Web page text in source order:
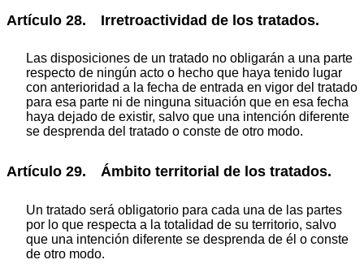
Artículo 28. Irretroactividad de los tratados.
Las disposiciones de un tratado no obligarán a una parte
respecto de ningún acto o hecho que haya tenido lugar
con anterioridad a la fecha de entrada en vigor del tratado
para esa parte ni de ninguna situación que en esa fecha
haya dejado de existir, salvo que una intención diferente
se desprenda del tratado o conste de otro modo.
Artículo 29. Ámbito territorial de los tratados.
Un tratado será obligatorio para cada una de las partes
por lo que respecta a la totalidad de su territorio, salvo
que una intención diferente se desprenda de él o conste
de otro modo.